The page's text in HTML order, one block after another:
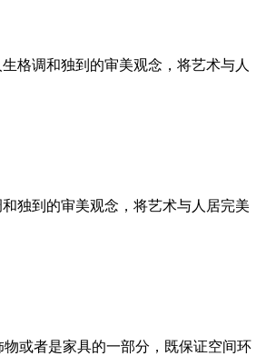
格调和独到的审美观念，将艺术与人
独到的审美观念，将艺术与人居完美
或者是家具的一部分，既保证空间环